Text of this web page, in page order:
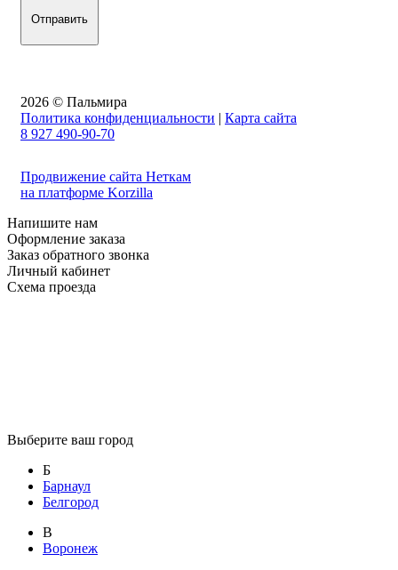
2026 © Пальмира
Политика конфиденциальности | Карта сайта
8 927 490-90-70
Продвижение сайта Неткам
на платформе Korzilla
Напишите нам
Оформление заказа
Заказ обратного звонка
Личный кабинет
Схема проезда
Выберите ваш город
Б
Барнаул
Белгород
В
Воронеж